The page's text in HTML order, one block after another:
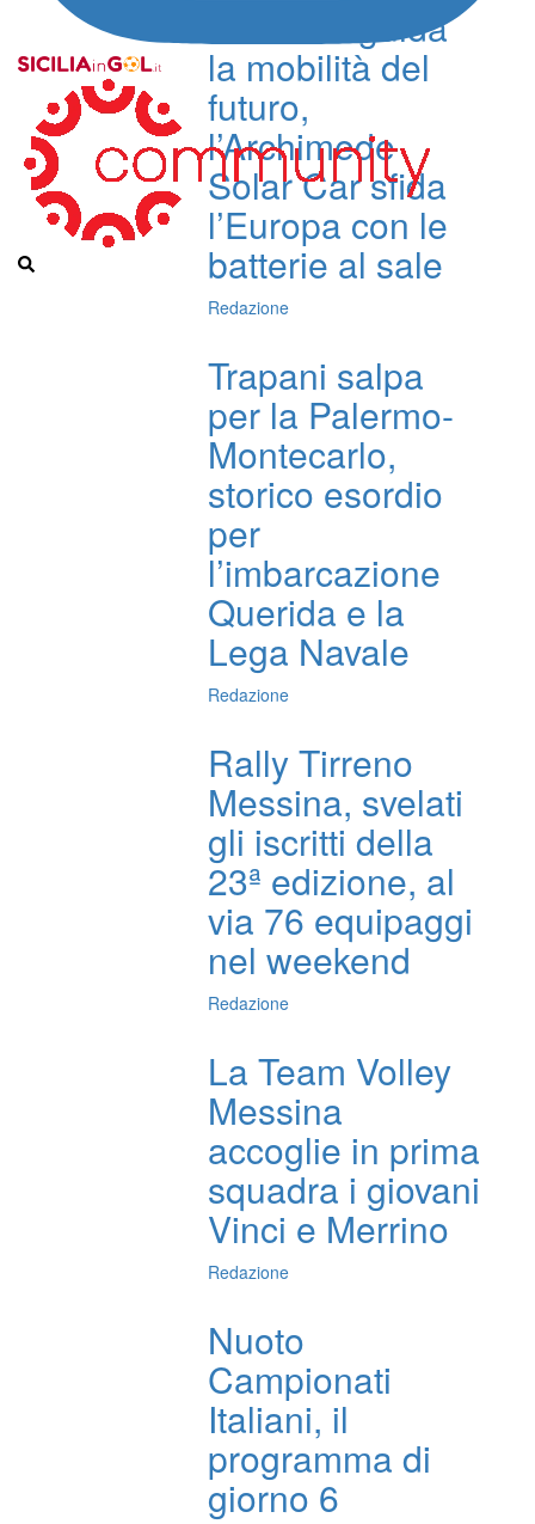
Siracusa guida
la mobilità del
futuro,
l’Archimede
Solar Car sfida
l’Europa con le
batterie al sale
Redazione
Trapani salpa
per la Palermo-
Montecarlo,
storico esordio
per
l’imbarcazione
Querida e la
Lega Navale
Redazione
Rally Tirreno
Messina, svelati
gli iscritti della
23ª edizione, al
via 76 equipaggi
nel weekend
Redazione
La Team Volley
Messina
accoglie in prima
squadra i giovani
Vinci e Merrino
Redazione
Nuoto
Campionati
Italiani, il
programma di
giorno 6